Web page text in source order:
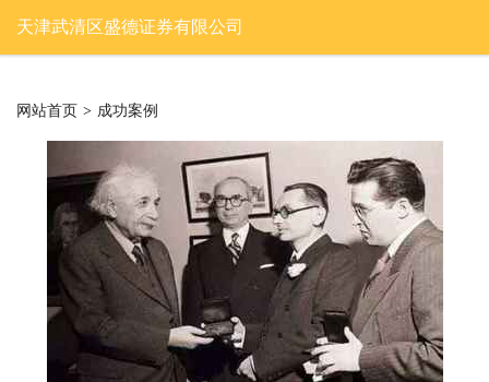
天津武清区盛德证券有限公司
网站首页 > 成功案例